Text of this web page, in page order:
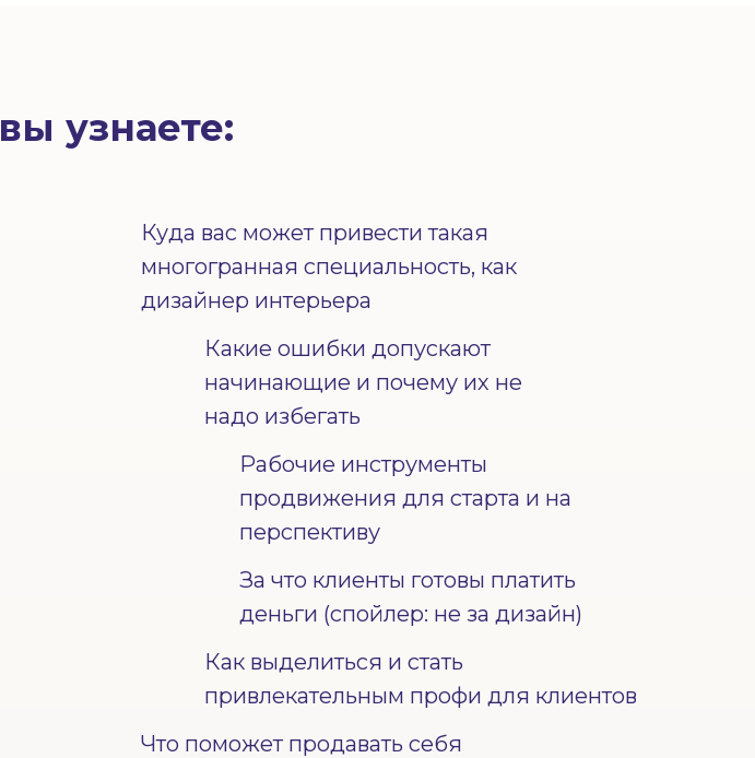
вы узнаете:
Какие ошибки допускают
начинающие и почему их не
надо избегать
Куда вас может привести такая
многогранная специальность, как
дизайнер интерьера
Рабочие инструменты
продвижения для старта и на
перспективу
За что клиенты готовы платить
деньги (спойлер: не за дизайн)
Что поможет продавать себя
Как выделиться и стать
привлекательным профи для клиентов